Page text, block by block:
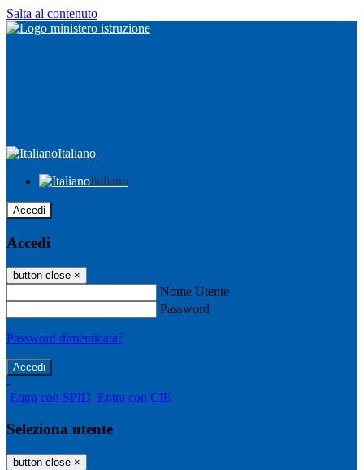
Salta al contenuto
Italiano
Italiano
Accedi
Accedi
button close ×
Nome Utente
Password
Password dimenticata?
-
Entra con SPID Entra con CIE
Seleziona utente
button close ×